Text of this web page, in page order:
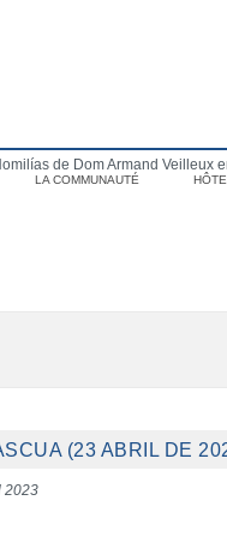
LA COMMUNAUTÉ
de Dom Armand Veilleux
(23 ABRIL DE
2023